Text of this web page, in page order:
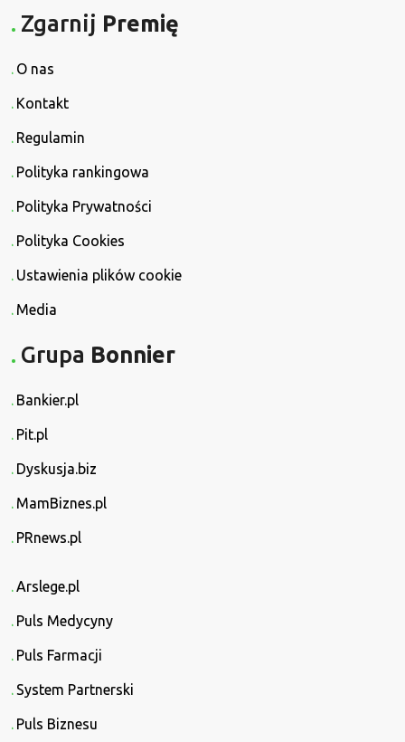
Zgarnij Premię
O nas
Kontakt
Regulamin
Polityka rankingowa
Polityka Prywatności
Polityka Cookies
Ustawienia plików cookie
Media
Grupa Bonnier
Bankier.pl
Pit.pl
Dyskusja.biz
MamBiznes.pl
PRnews.pl
Arslege.pl
Puls Medycyny
Puls Farmacji
System Partnerski
Puls Biznesu